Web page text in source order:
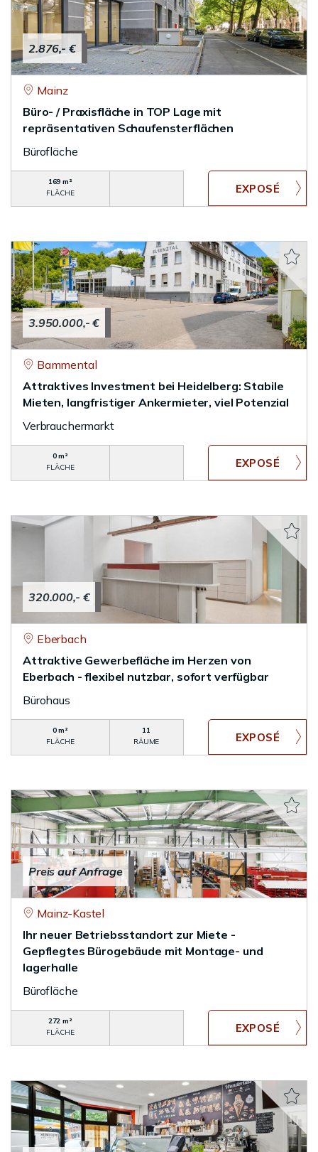
2.876,- €
Mainz
Büro- / Praxisfläche in TOP Lage mit
repräsentativen Schaufensterflächen
Bürofläche
169 m²
FLÄCHE
3.950.000,- €
Bammental
Attraktives Investment bei Heidelberg: Stabile
Mieten, langfristiger Ankermieter, viel Potenzial
Verbrauchermarkt
0 m²
FLÄCHE
320.000,- €
Eberbach
Attraktive Gewerbefläche im Herzen von
Eberbach - flexibel nutzbar, sofort verfügbar
Bürohaus
0 m²
FLÄCHE
11
RÄUME
Preis auf Anfrage
Mainz-Kastel
Ihr neuer Betriebsstandort zur Miete -
Gepflegtes Bürogebäude mit Montage- und
lagerhalle
Bürofläche
272 m²
FLÄCHE